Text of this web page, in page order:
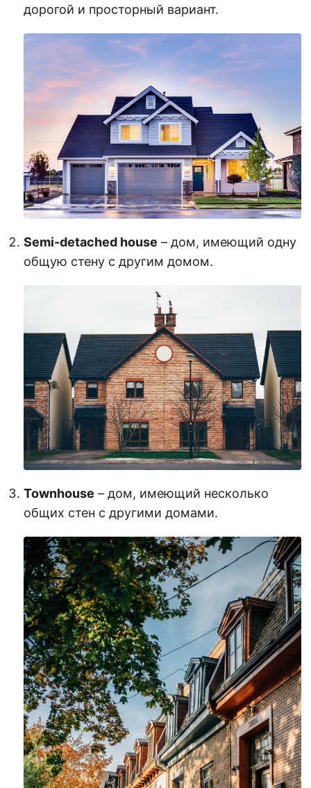
дорогой и просторный вариант.
Semi-detached house – дом, имеющий одну
общую стену с другим домом.
Townhouse – дом, имеющий несколько
общих стен с другими домами.